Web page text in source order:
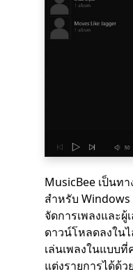
MusicBee เป็นท
สำหรับ
จัดการเพลงและ
ดาวน์โหลดลงใน
เล่นเพลงในแบบ
แต่งรายการได้ด้